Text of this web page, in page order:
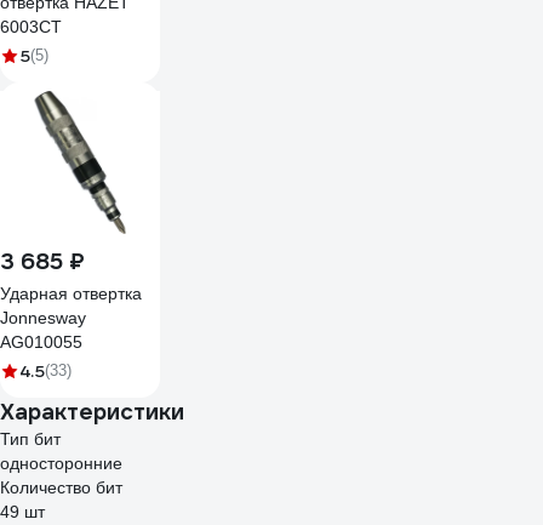
6003CT
5(5)
3 685 ₽
Ударная отвертка
Jonnesway
AG010055
4.5(33)
Характеристики
Тип бит
односторонние
Количество бит
49 шт